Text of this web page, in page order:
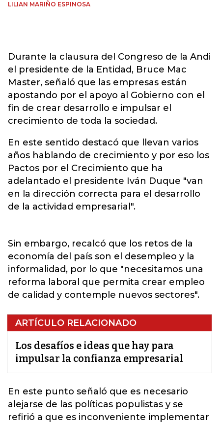
LILIAN MARIÑO ESPINOSA
Durante la clausura del Congreso de la Andi
el presidente de la Entidad, Bruce Mac
Master, señaló que las empresas están
apostando por el apoyo al Gobierno con el
fin de crear desarrollo e impulsar el
crecimiento de toda la sociedad.
En este sentido destacó que llevan varios
años hablando de crecimiento y por eso los
Pactos por el Crecimiento que ha
adelantado el presidente Iván Duque "van
en la dirección correcta para el desarrollo
de la actividad empresarial".
Sin embargo, recalcó que los retos de la
economía del país son el desempleo y la
informalidad, por lo que "necesitamos una
reforma laboral que permita crear empleo
de calidad y contemple nuevos sectores".
ARTÍCULO RELACIONADO
Los desafíos e ideas que hay para
impulsar la confianza empresarial
En este punto señaló que es necesario
alejarse de las políticas populistas y se
refirió a que es inconveniente implementar